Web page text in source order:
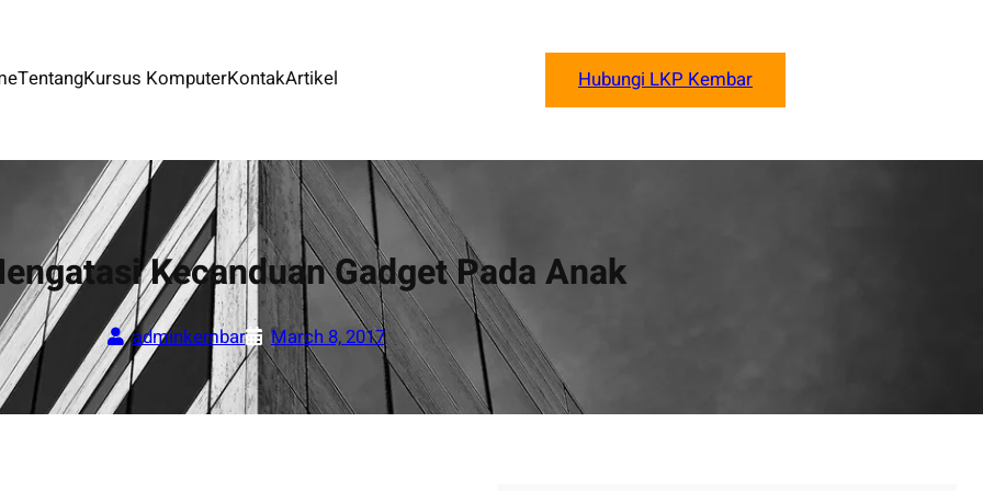
TentangKursus KomputerKontakArtikel Hubungi LKP Kembar
Kecanduan Gadget Pada Anak
adminkembar March 8, 2017